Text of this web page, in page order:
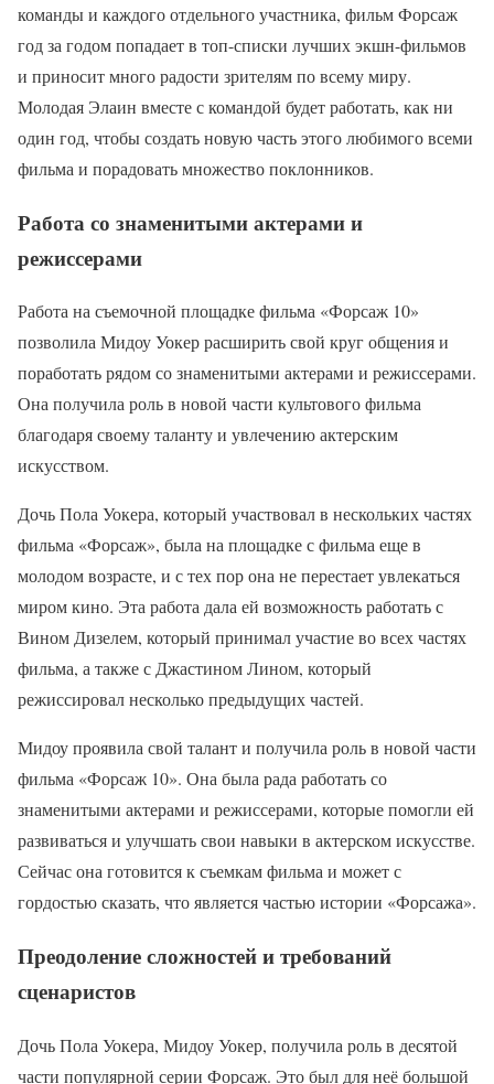
команды и каждого отдельного участника, фильм Форсаж
год за годом попадает в топ-списки лучших экшн-фильмов
и приносит много радости зрителям по всему миру.
Молодая Элаин вместе с командой будет работать, как ни
один год, чтобы создать новую часть этого любимого всеми
фильма и порадовать множество поклонников.
Работа со знаменитыми актерами и
режиссерами
Работа на съемочной площадке фильма «Форсаж 10»
позволила Мидоу Уокер расширить свой круг общения и
поработать рядом со знаменитыми актерами и режиссерами.
Она получила роль в новой части культового фильма
благодаря своему таланту и увлечению актерским
искусством.
Дочь Пола Уокера, который участвовал в нескольких частях
фильма «Форсаж», была на площадке с фильма еще в
молодом возрасте, и с тех пор она не перестает увлекаться
миром кино. Эта работа дала ей возможность работать с
Вином Дизелем, который принимал участие во всех частях
фильма, а также с Джастином Лином, который
режиссировал несколько предыдущих частей.
Мидоу проявила свой талант и получила роль в новой части
фильма «Форсаж 10». Она была рада работать со
знаменитыми актерами и режиссерами, которые помогли ей
развиваться и улучшать свои навыки в актерском искусстве.
Сейчас она готовится к съемкам фильма и может с
гордостью сказать, что является частью истории «Форсажа».
Преодоление сложностей и требований
сценаристов
Дочь Пола Уокера, Мидоу Уокер, получила роль в десятой
части популярной серии Форсаж. Это был для неё большой